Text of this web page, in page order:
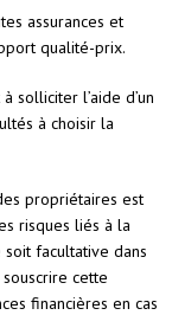
assurances et
qualité-prix.
solliciter l’aide d’un
à choisir la
propriétaires est
risques liés à la
soit facultative dans
cette
financières en cas